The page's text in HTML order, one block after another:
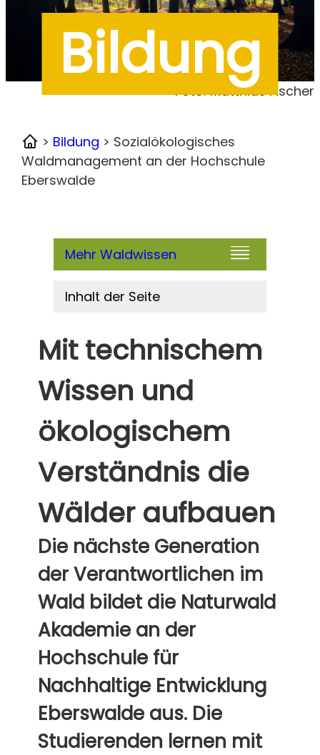
Bildung
Foto: Matthias Fischer
Home
> Bildung > Sozialökologisches
Waldmanagement an der Hochschule
Eberswalde
Mehr Waldwissen
Inhalt der Seite
Mit technischem
Wissen und
ökologischem
Verständnis die
Wälder aufbauen
Die nächste Generation
der Verantwortlichen im
Wald bildet die Naturwald
Akademie an der
Hochschule für
Nachhaltige Entwicklung
Eberswalde aus. Die
Studierenden lernen mit